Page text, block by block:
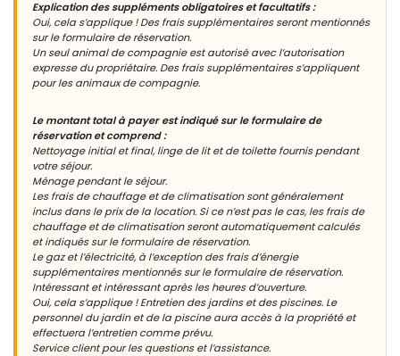
Explication des suppléments obligatoires et facultatifs :
Oui, cela s’applique ! Des frais supplémentaires seront mentionnés
sur le formulaire de réservation.
Un seul animal de compagnie est autorisé avec l’autorisation
expresse du propriétaire. Des frais supplémentaires s’appliquent
pour les animaux de compagnie.
Le montant total à payer est indiqué sur le formulaire de
réservation et comprend :
Nettoyage initial et final, linge de lit et de toilette fournis pendant
votre séjour.
Ménage pendant le séjour.
Les frais de chauffage et de climatisation sont généralement
inclus dans le prix de la location. Si ce n’est pas le cas, les frais de
chauffage et de climatisation seront automatiquement calculés
et indiqués sur le formulaire de réservation.
Le gaz et l’électricité, à l’exception des frais d’énergie
supplémentaires mentionnés sur le formulaire de réservation.
Intéressant et intéressant après les heures d’ouverture.
Oui, cela s’applique ! Entretien des jardins et des piscines. Le
personnel du jardin et de la piscine aura accès à la propriété et
effectuera l’entretien comme prévu.
Service client pour les questions et l’assistance.